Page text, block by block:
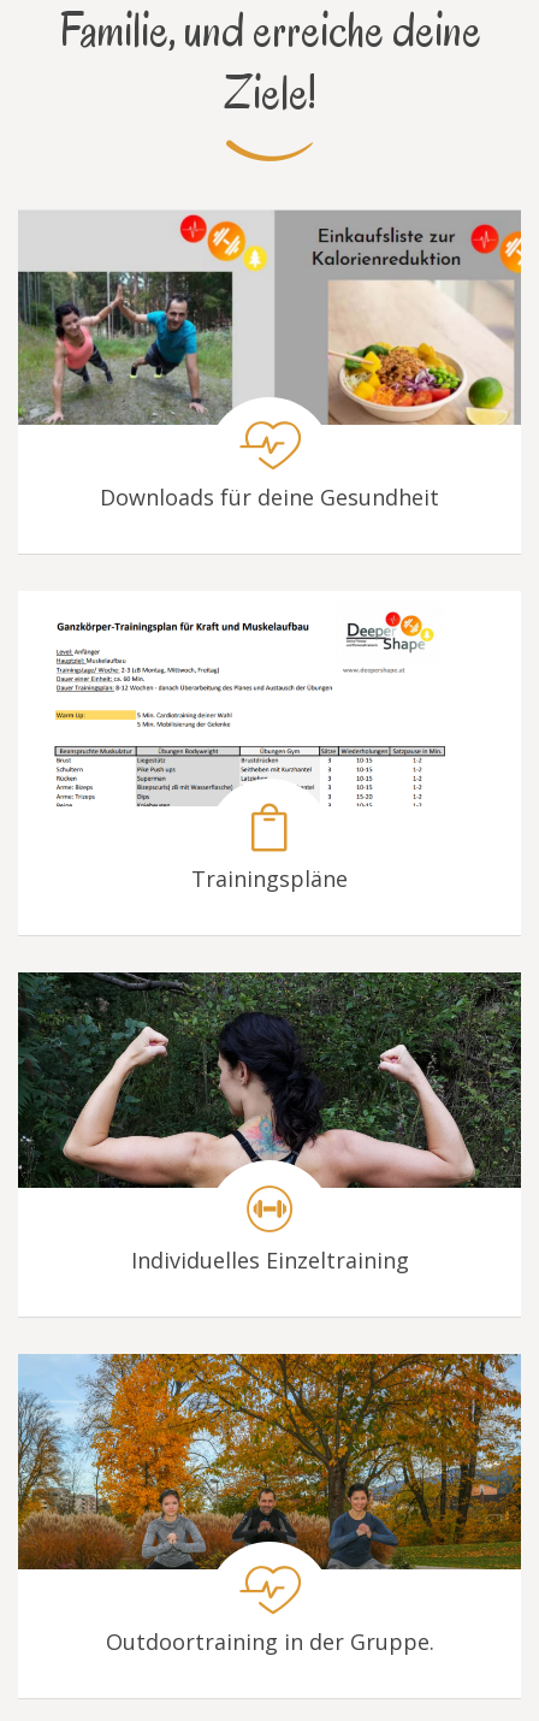
Familie, und erreiche deine
Ziele!
Downloads für deine Gesundheit
Trainingspläne
Individuelles Einzeltraining
Outdoortraining in der Gruppe.